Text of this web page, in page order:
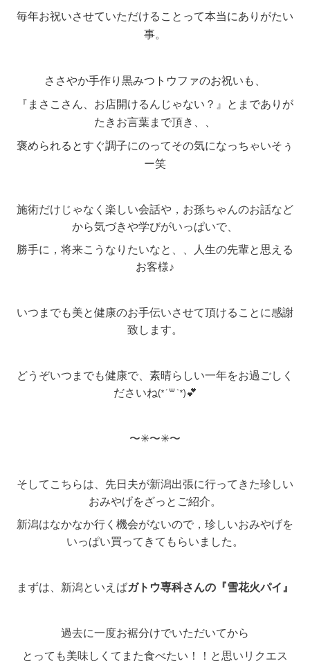
毎年お祝いさせていただけることって本当にありがたい
事。
ささやか手作り黒みつトウファのお祝いも、
『まさこさん、お店開けるんじゃない？』とまでありが
たきお言葉まで頂き、、
褒められるとすぐ調子にのってその気になっちゃいそぅ
ー笑
施術だけじゃなく楽しい会話や，お孫ちゃんのお話など
から気づきや学びがいっぱいで、
勝手に，将来こうなりたいなと、、人生の先輩と思える
お客様♪
いつまでも美と健康のお手伝いさせて頂けることに感謝
致します。
どうぞいつまでも健康で、素晴らしい一年をお過ごしく
ださいね(*´꒳`*)💕
〜✳︎〜✳︎〜
そしてこちらは、先日夫が新潟出張に行ってきた珍しい
おみやげをざっとご紹介。
新潟はなかなか行く機会がないので，珍しいおみやげを
いっぱい買ってきてもらいました。
まずは、新潟といえばガトウ専科さんの『雪花火パイ』
過去に一度お裾分けでいただいてから
とっても美味しくてまた食べたい！！と思いリクエス